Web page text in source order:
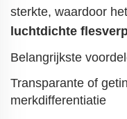
sterkte, waardoor
luchtdichte
Belangrijkste
Transparante of
merkdifferentiatie